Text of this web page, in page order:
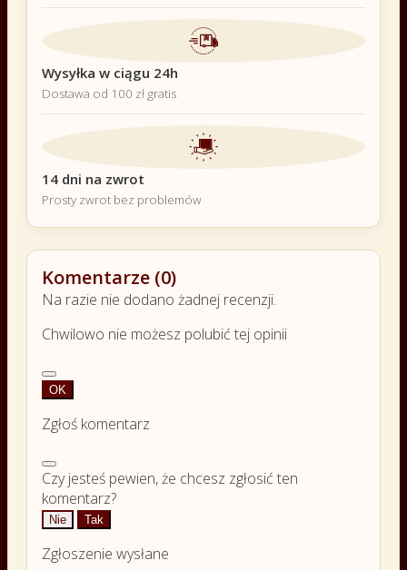
Wysyłka w ciągu 24h
Dostawa od 100 zł gratis
14 dni na zwrot
Prosty zwrot bez problemów
Komentarze (0)
Na razie nie dodano żadnej recenzji.
Chwilowo nie możesz polubić tej opinii
OK
Zgłoś komentarz
Czy jesteś pewien, że chcesz zgłosić ten
komentarz?
Nie Tak
Zgłoszenie wysłane